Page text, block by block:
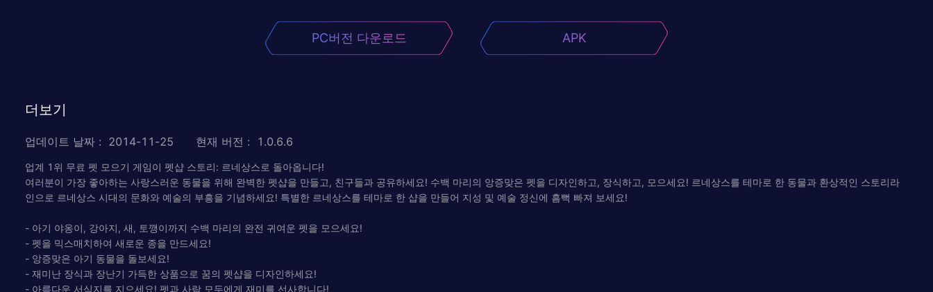
PC버전 다운로드 APK
더보기
업데이트 날짜 : 2014-11-25 현재 버전 : 1.0.6.6
업계 1위 무료 펫 모으기 게임이 펫샵 스토리: 르네상스로 돌아옵니다!
여러분이 가장 좋아하는 사랑스러운 동물을 위해 완벽한 펫샵을 만들고, 친구들과 공유하세요! 수백 마리의 앙증맞은 펫을 디자인하고, 장식하고, 모으세요! 르네상스를 테마로 한 동물과 환상적인 스토리라
인으로 르네상스 시대의 문화와 예술의 부흥을 기념하세요! 특별한 르네상스를 테마로 한 샵을 만들어 지성 및 예술 정신에 흠뻑 빠져 보세요!
- 아기 야옹이, 강아지, 새, 토깽이까지 수백 마리의 완전 귀여운 펫을 모으세요!
- 펫을 믹스매치하여 새로운 종을 만드세요!
- 앙증맞은 아기 동물을 돌보세요!
- 재미난 장식과 장난기 가득한 상품으로 꿈의 펫샵을 디자인하세요!
- 아름다운 서식지를 지으세요! 펫과 사람 모두에게 재미를 선사합니다!